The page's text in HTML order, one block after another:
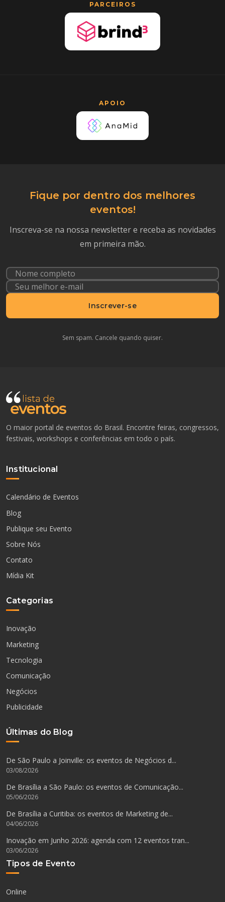
PARCEIROS
APOIO
Fique por dentro dos melhores
eventos!
Inscreva-se na nossa newsletter e receba as novidades
em primeira mão.
Inscrever-se
Sem spam. Cancele quando quiser.
O maior portal de eventos do Brasil. Encontre feiras, congressos,
festivais, workshops e conferências em todo o país.
Institucional
Calendário de Eventos
Blog
Publique seu Evento
Sobre Nós
Contato
Mídia Kit
Categorias
Inovação
Marketing
Tecnologia
Comunicação
Negócios
Publicidade
Últimas do Blog
De São Paulo a Joinville: os eventos de Negócios d...
03/08/2026
De Brasília a São Paulo: os eventos de Comunicação...
05/06/2026
De Brasília a Curitiba: os eventos de Marketing de...
04/06/2026
Inovação em Junho 2026: agenda com 12 eventos tran...
03/06/2026
Tipos de Evento
Online